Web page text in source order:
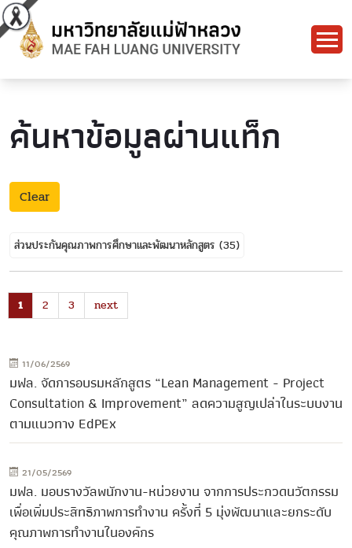
ค้นหาข้อมูลผ่านแท็ก
Clear
ส่วนประกันคุณภาพการศึกษาและพัฒนาหลักสูตร (35)
1 2 3 next
11/06/2569
มฟล. จัดการอบรมหลักสูตร “Lean Management - Project
Consultation & Improvement” ลดความสูญเปล่าในระบบงาน
ตามแนวทาง EdPEx
21/05/2569
มฟล. มอบรางวัลพนักงาน-หน่วยงาน จากการประกวดนวัตกรรม
เพื่อเพิ่มประสิทธิภาพการทำงาน ครั้งที่ 5 มุ่งพัฒนาและยกระดับ
คุณภาพการทำงานในองค์กร